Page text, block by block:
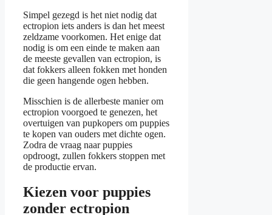
Simpel gezegd is het niet nodig dat
ectropion iets anders is dan het meest
zeldzame voorkomen. Het enige dat
nodig is om een einde te maken aan
de meeste gevallen van ectropion, is
dat fokkers alleen fokken met honden
die geen hangende ogen hebben.
Misschien is de allerbeste manier om
ectropion voorgoed te genezen, het
overtuigen van pupkopers om puppies
te kopen van ouders met dichte ogen.
Zodra de vraag naar puppies
opdroogt, zullen fokkers stoppen met
de productie ervan.
Kiezen voor puppies
zonder ectropion